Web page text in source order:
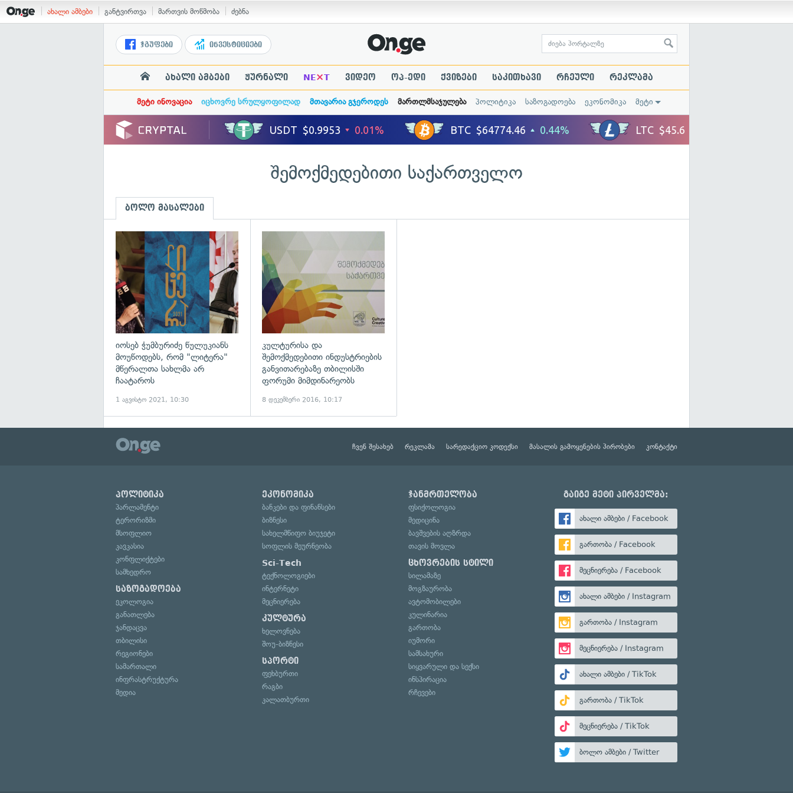
ახალი ამბები განტვირთვა მართვის მოწმობა ძებნა
ჯგუფები ინვესტიციები
ახალი ამბები ჟურნალი NE×T ვიდეო ოპ-ედი ქვიზები საკითხავი რჩეული რეკლამა
მეტი ინოვაცია იცხოვრე სრულყოფილად მთავარია გჯეროდეს მართლმსაჯულება პოლიტიკა საზოგადოება ეკონომიკა მეტი
შემოქმედებითი საქართველო
ბოლო მასალები
იოსებ ჭუმბურიძე წულუკიანს
მოუწოდებს, რომ "ლიტერა"
მწერალთა სახლმა არ
ჩაატაროს
1 აგვისტო 2021, 10:30
კულტურისა და
შემოქმედებითი ინდუსტრიების
განვითარებაზე თბილისში
ფორუმი მიმდინარეობს
8 დეკემბერი 2016, 10:17
ჩვენ შესახებ რეკლამა სარედაქციო კოდექსი მასალის გამოყენების პირობები კონტაქტი
პოლიტიკა
პარლამენტი
ტერორიზმი
მსოფლიო
კავკასია
კონფლიქტები
სამხედრო
საზოგადოება
ეკოლოგია
განათლება
ჯანდაცვა
თბილისი
რეგიონები
სამართალი
ინფრასტრუქტურა
მედია
ეკონომიკა
ბანკები და ფინანსები
ბიზნესი
სახელმწიფო ბიუჯეტი
სოფლის მეურნეობა
Sci-Tech
ტექნოლოგიები
ინტერნეტი
მეცნიერება
კულტურა
ხელოვნება
შოუ-ბიზნესი
სპორტი
ფეხბურთი
რაგბი
კალათბურთი
ჯანმრთელობა
ფსიქოლოგია
მედიცინა
ბავშვების აღზრდა
თავის მოვლა
ცხოვრების სტილი
სილამაზე
მოგზაურობა
ავტომობილები
კულინარია
გართობა
იუმორი
სამსახური
სიყვარული და სექსი
ინსპირაცია
რჩევები
გაიგე მეტი პირველმა:
ახალი ამბები / Facebook
გართობა / Facebook
მეცნიერება / Facebook
ახალი ამბები / Instagram
გართობა / Instagram
მეცნიერება / Instagram
ახალი ამბები / TikTok
გართობა / TikTok
მეცნიერება / TikTok
ბოლო ამბები / Twitter